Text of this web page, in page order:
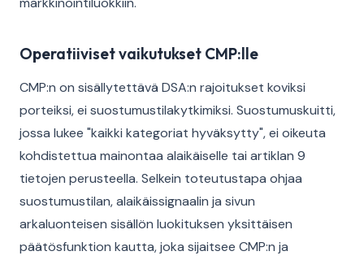
Operatiiviset vaikutukset CMP:lle
CMP:n on sisällytettävä DSA:n rajoitukset koviksi
porteiksi, ei suostumustilakytkimiksi. Suostumuskuitti,
jossa lukee "kaikki kategoriat hyväksytty", ei oikeuta
kohdistettua mainontaa alaikäiselle tai artiklan 9
tietojen perusteella. Selkein toteutustapa ohjaa
suostumustilan, alaikäissignaalin ja sivun
arkaluonteisen sisällön luokituksen yksittäisen
päätösfunktion kautta, joka sijaitsee CMP:n ja